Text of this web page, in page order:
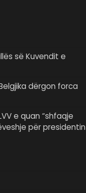
së Kuvendit e
dërgon forca
e quan “shfaqje
për presidentin